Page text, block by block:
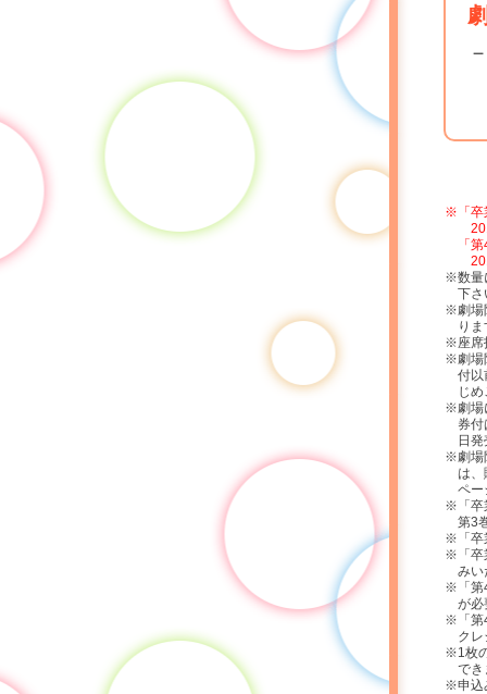
※「卒
「
※数量
下さ
※劇場
り
※座席
※劇場
付以
じ
※劇場
券付
日
※劇場
は、
ペー
※「卒
第3
※「卒
※「卒
みい
※「第
が必
※「第
ク
※1枚
でき
※申込